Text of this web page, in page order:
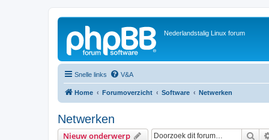
Nederlandstalig Linux forum
Snelle links V&A
Home Forumoverzicht Software Netwerken
Netwerken
Nieuw onderwerp